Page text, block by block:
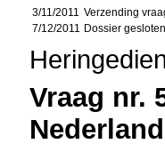
3/11/2011 Verzending
7/12/2011 Dossier gesloten
Vraag nr.